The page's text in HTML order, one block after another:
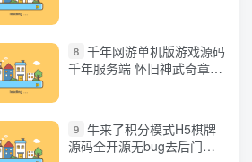
8 千年网游单机版游戏源码
千年服务端 怀旧神武奇章一
9 牛来了积分模式H5棋牌
源码全开源无bug去后门无